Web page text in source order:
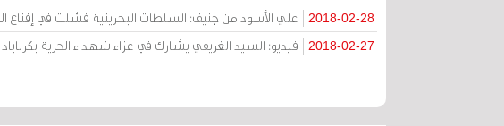
2018-02-28 علي الأسود من جنيف: السلطات البحرينية فشلت في إقناع
2018-02-27 فيديو: السيد الغريفي يشارك في عزاء شهداء الحرية بكرباباد